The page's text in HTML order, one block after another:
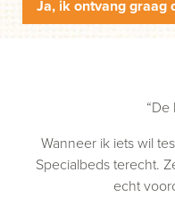
Ja, ik ontvang graag
“De
Wanneer ik iets wil
Specialbeds terecht.
echt